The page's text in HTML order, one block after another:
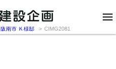
阪南市 Ｋ様邸 CIMG2081